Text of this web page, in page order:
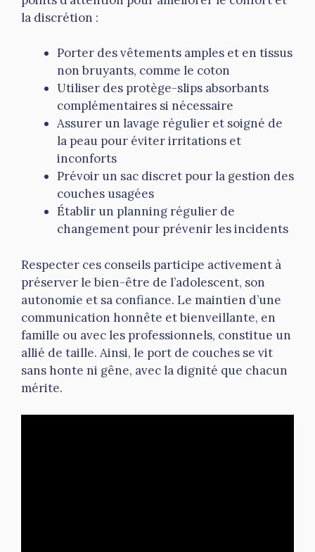
la discrétion :
Porter des vêtements amples et en tissus
non bruyants, comme le coton
Utiliser des protège-slips absorbants
complémentaires si nécessaire
Assurer un lavage régulier et soigné de
la peau pour éviter irritations et
inconforts
Prévoir un sac discret pour la gestion des
couches usagées
Établir un planning régulier de
changement pour prévenir les incidents
Respecter ces conseils participe activement à
préserver le bien-être de l’adolescent, son
autonomie et sa confiance. Le maintien d’une
communication honnête et bienveillante, en
famille ou avec les professionnels, constitue un
allié de taille. Ainsi, le port de couches se vit
sans honte ni gêne, avec la dignité que chacun
mérite.